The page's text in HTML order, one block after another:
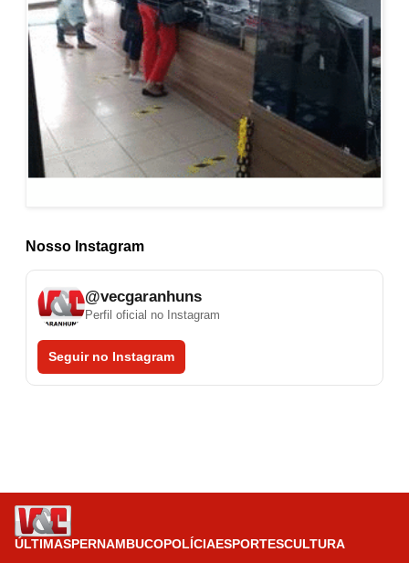
Nosso Instagram
@vecgaranhuns
Perfil oficial no Instagram
Seguir no Instagram
ÚLTIMASPERNAMBUCOPOLÍCIAESPORTESCULTURA